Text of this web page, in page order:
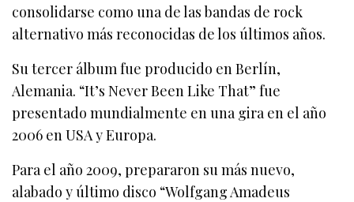
consolidarse como una de las bandas de rock
alternativo más reconocidas de los últimos años.
Su tercer álbum fue producido en Berlín,
Alemania. “It’s Never Been Like That” fue
presentado mundialmente en una gira en el año
2006 en USA y Europa.
Para el año 2009, prepararon su más nuevo,
alabado y último disco “Wolfgang Amadeus